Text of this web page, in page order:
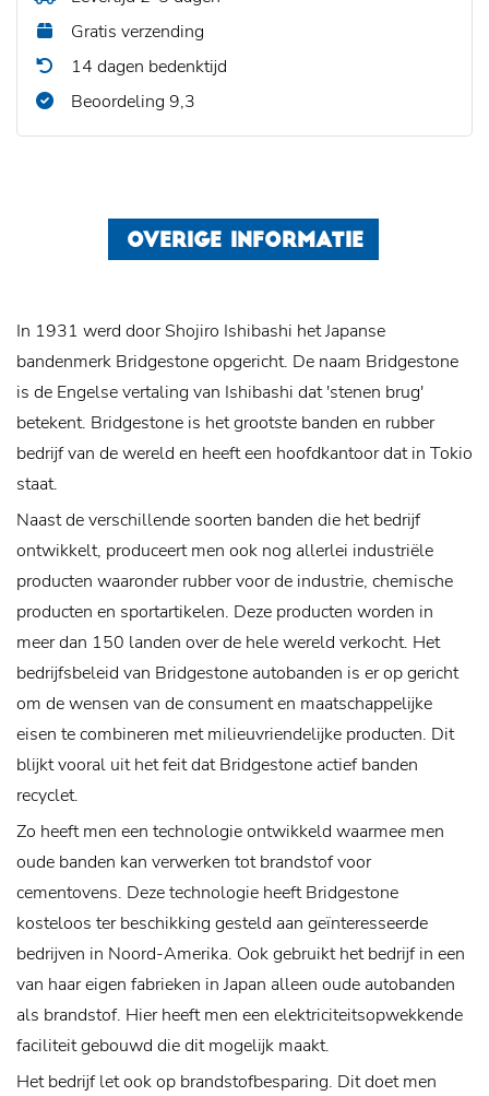
Gratis verzending
14 dagen bedenktijd
Beoordeling 9,3
OVERIGE INFORMATIE
In 1931 werd door Shojiro Ishibashi het Japanse
bandenmerk Bridgestone opgericht. De naam Bridgestone
is de Engelse vertaling van Ishibashi dat 'stenen brug'
betekent. Bridgestone is het grootste banden en rubber
bedrijf van de wereld en heeft een hoofdkantoor dat in Tokio
staat.
Naast de verschillende soorten banden die het bedrijf
ontwikkelt, produceert men ook nog allerlei industriële
producten waaronder rubber voor de industrie, chemische
producten en sportartikelen. Deze producten worden in
meer dan 150 landen over de hele wereld verkocht. Het
bedrijfsbeleid van Bridgestone autobanden is er op gericht
om de wensen van de consument en maatschappelijke
eisen te combineren met milieuvriendelijke producten. Dit
blijkt vooral uit het feit dat Bridgestone actief banden
recyclet.
Zo heeft men een technologie ontwikkeld waarmee men
oude banden kan verwerken tot brandstof voor
cementovens. Deze technologie heeft Bridgestone
kosteloos ter beschikking gesteld aan geïnteresseerde
bedrijven in Noord-Amerika. Ook gebruikt het bedrijf in een
van haar eigen fabrieken in Japan alleen oude autobanden
als brandstof. Hier heeft men een elektriciteitsopwekkende
faciliteit gebouwd die dit mogelijk maakt.
Het bedrijf let ook op brandstofbesparing. Dit doet men